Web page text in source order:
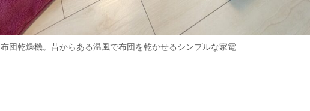
布団乾燥機。昔からある温風で布団を乾かせるシンプルな家電